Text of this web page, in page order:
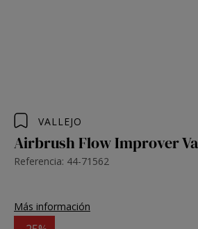
VALLEJO
Airbrush Flow Improver
Referencia: 44-71562
Más información